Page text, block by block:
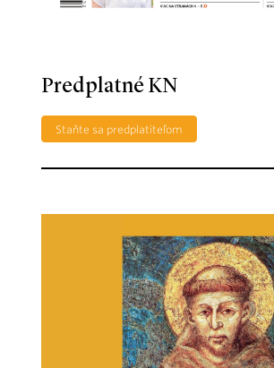
Predplatné KN
Staňte sa predplatiteľom